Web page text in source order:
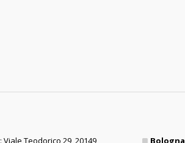
: Viale Teodorico 29, 20149 Bologna